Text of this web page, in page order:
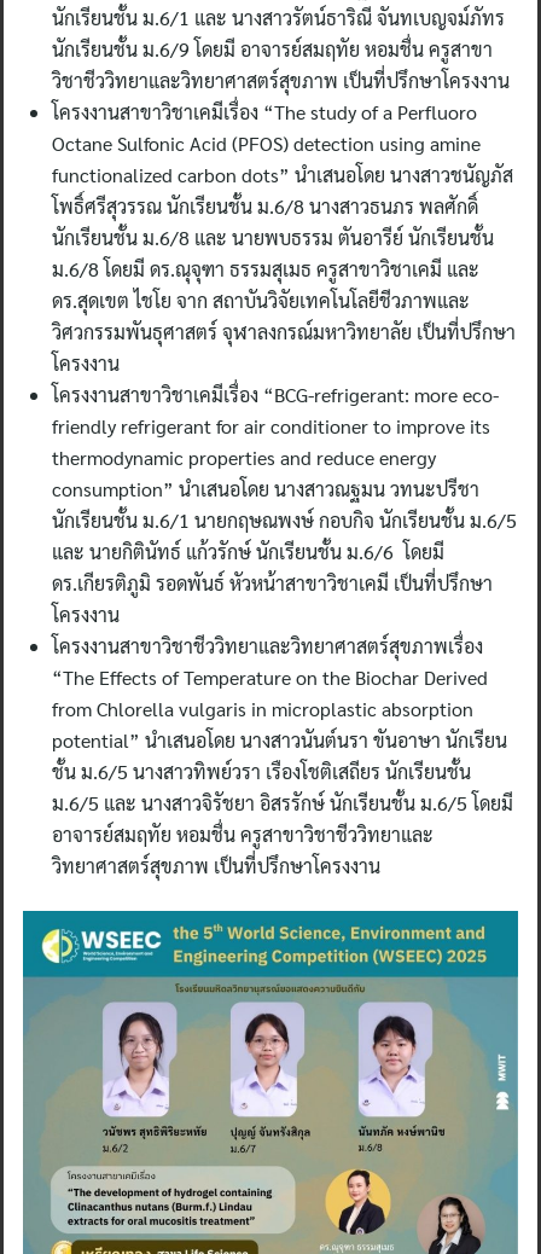
นักเรียนชั้น ม.6/1 และ นางสาวรัตน์ธาริณี จันทเบญจม์ภัทร
นักเรียนชั้น ม.6/9 โดยมี อาจารย์สมฤทัย หอมชื่น ครูสาขา
วิชาชีววิทยาและวิทยาศาสตร์สุขภาพ เป็นที่ปรึกษาโครงงาน
โครงงานสาขาวิชาเคมีเรื่อง “The study of a Perfluoro
Octane Sulfonic Acid (PFOS) detection using amine
functionalized carbon dots” นำเสนอโดย นางสาวชนัญภัส
โพธิ์ศรีสุวรรณ นักเรียนชั้น ม.6/8 นางสาวธนภร พลศักดิ์
นักเรียนชั้น ม.6/8 และ นายพบธรรม ตันอารีย์ นักเรียนชั้น
ม.6/8 โดยมี ดร.ณุจุฑา ธรรมสุเมธ ครูสาขาวิชาเคมี และ
ดร.สุดเขต ไชโย จาก สถาบันวิจัยเทคโนโลยีชีวภาพและ
วิศวกรรมพันธุศาสตร์ จุฬาลงกรณ์มหาวิทยาลัย เป็นที่ปรึกษา
โครงงาน
โครงงานสาขาวิชาเคมีเรื่อง “BCG-refrigerant: more eco-
friendly refrigerant for air conditioner to improve its
thermodynamic properties and reduce energy
consumption” นำเสนอโดย นางสาวณฐมน วทนะปรีชา
นักเรียนชั้น ม.6/1 นายกฤษณพงษ์ กอบกิจ นักเรียนชั้น ม.6/5
และ นายกิตินัทธ์ แก้วรักษ์ นักเรียนชั้น ม.6/6 โดยมี
ดร.เกียรติภูมิ รอดพันธ์ หัวหน้าสาขาวิชาเคมี เป็นที่ปรึกษา
โครงงาน
โครงงานสาขาวิชาชีววิทยาและวิทยาศาสตร์สุขภาพเรื่อง
“The Effects of Temperature on the Biochar Derived
from Chlorella vulgaris in microplastic absorption
potential” นำเสนอโดย นางสาวนันต์นรา ขันอาษา นักเรียน
ชั้น ม.6/5 นางสาวทิพย์วรา เรืองโชติเสถียร นักเรียนชั้น
ม.6/5 และ นางสาวจิรัชยา อิสรรักษ์ นักเรียนชั้น ม.6/5 โดยมี
อาจารย์สมฤทัย หอมชื่น ครูสาขาวิชาชีววิทยาและ
วิทยาศาสตร์สุขภาพ เป็นที่ปรึกษาโครงงาน